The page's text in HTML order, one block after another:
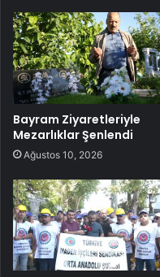
Bayram Ziyaretleriyle
Mezarlıklar Şenlendi
Ağustos 10, 2026